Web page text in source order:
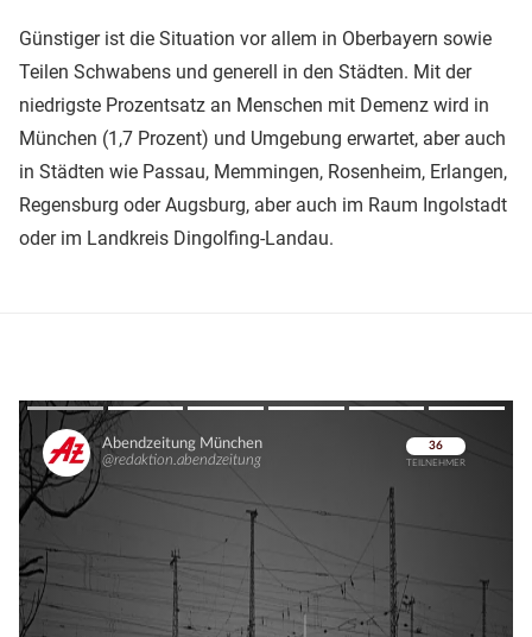
Günstiger ist die Situation vor allem in Oberbayern sowie
Teilen Schwabens und generell in den Städten. Mit der
niedrigste Prozentsatz an Menschen mit Demenz wird in
München (1,7 Prozent) und Umgebung erwartet, aber auch
in Städten wie Passau, Memmingen, Rosenheim, Erlangen,
Regensburg oder Augsburg, aber auch im Raum Ingolstadt
oder im Landkreis Dingolfing-Landau.
Überspringen